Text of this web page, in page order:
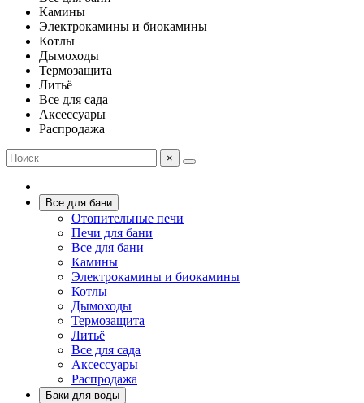
Камины
Электрокамины и биокамины
Котлы
Дымоходы
Термозащита
Литьё
Все для сада
Аксессуары
Распродажа
×
Все для бани
Отопительные печи
Печи для бани
Все для бани
Камины
Электрокамины и биокамины
Котлы
Дымоходы
Термозащита
Литьё
Все для сада
Аксессуары
Распродажа
Баки для воды